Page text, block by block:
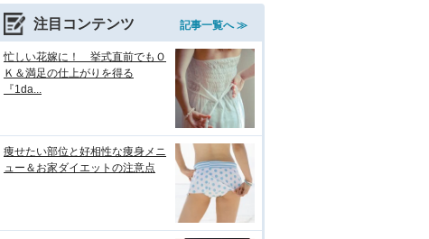
注目コンテンツ 記事一覧へ ≫
忙しい花嫁に！ 挙式直前でもＯ
Ｋ＆満足の仕上がりを得る
『1da...
痩せたい部位と好相性な痩身メニ
ュー＆お家ダイエットの注意点